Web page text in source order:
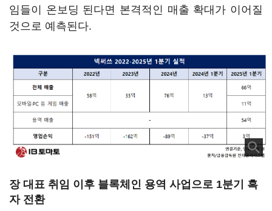
임들이 온보딩 된다면 본격적인 매출 확대가 이어질
것으로 예측된다.
장 대표 취임 이후 블록체인 용역 사업으로 1분기 흑
자 전환